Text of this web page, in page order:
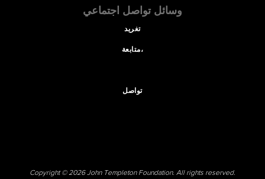
وسائل تواصل اجتماعي
تغريد
متابعة،
تواصل
Copyright © 2026 John Templeton Foundation. All rights reserved.